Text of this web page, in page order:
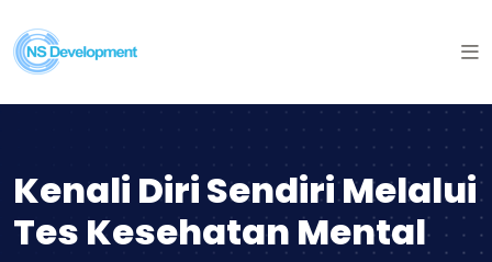
Kenali Diri Sendiri Melalui
Tes Kesehatan Mental